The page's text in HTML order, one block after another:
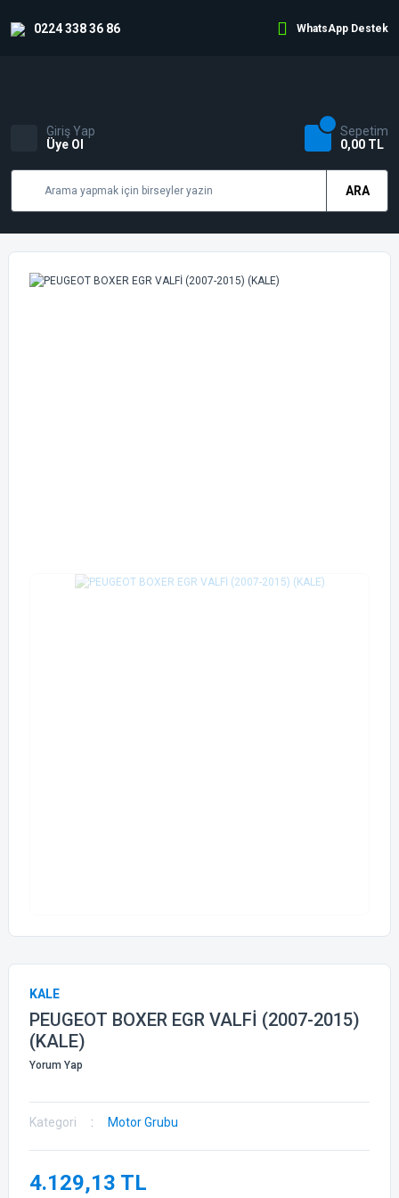
0224 338 36 86 WhatsApp Destek
ARA
Giriş Yap
Üye Ol
Sepetim
0,00 TL
KALE
PEUGEOT BOXER EGR VALFİ (2007-2015)
(KALE)
Yorum Yap
Kategori Motor Grubu
4.129,13 TL